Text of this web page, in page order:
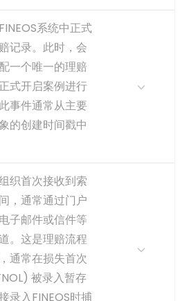
inferred
这是一个决定后续流程路径
（支付或结案）的主要里程
碑。它对于衡量决策时间和分
析理赔结果至关重要。
可从理赔状态历史表中对应最
终决策状态（如‘已批准’、‘已拒
绝’、‘已驳回’）的时间戳推断。
准）或“Denied”（已拒绝）的
timestamp。
inferred
系统中正式
记录。此时，会
一个唯一的理赔
式开启案例进行
事件通常从主要
的创建时间戳中
这是一个关键里程碑，它将理
赔从简单的通知转变为一个活
跃的case。它作为衡量内部处
理生命周期的可靠起点。
源自 FINEOS 数据库中主理赔
案件 entity 的创建
timestamp。大多数核心系统
对象都为审计目的跟踪“创建日
织首次接收到索
，通常通过门户
子邮件或信件等
。这是理赔流程
通常在损失首次
被录入暂存
录入FINEOS时捕